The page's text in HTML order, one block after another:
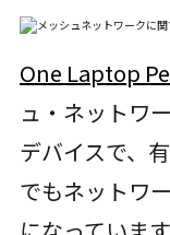
One Laptop
ュ・ネットワ
デバイスで、
でもネットワ